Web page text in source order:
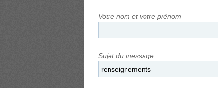
Votre nom et votre prénom
Sujet du message